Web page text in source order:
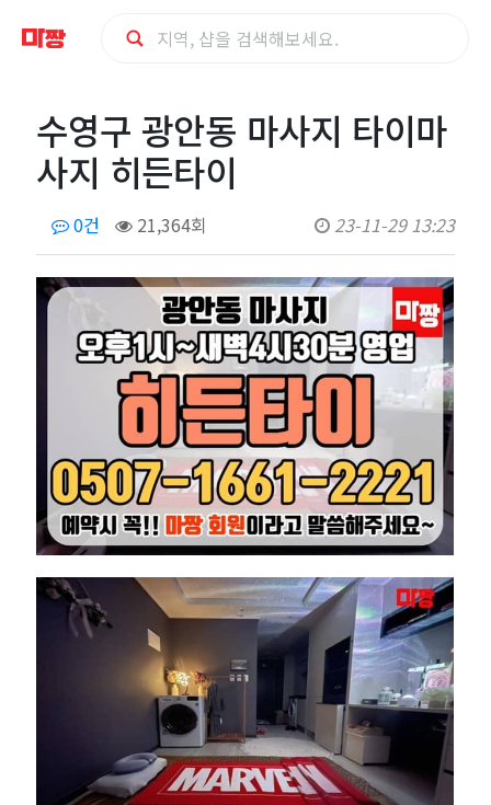
영
광
안
지
타
수영구 광안동 마사지 타이마
사지 히든타이
0건 21,364회 23-11-29 13:23